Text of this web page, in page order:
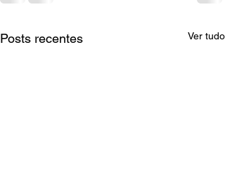
Posts recentes Ver tudo